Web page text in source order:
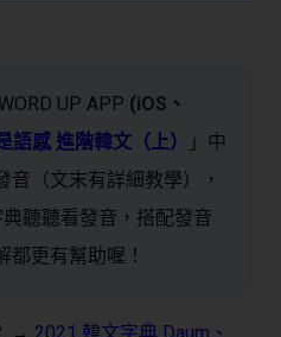
UP APP (iOS 、
語感 進階韓文（上）
」中
（文末有詳細教學），
聽聽看發音，搭配發音
都更有幫助喔！